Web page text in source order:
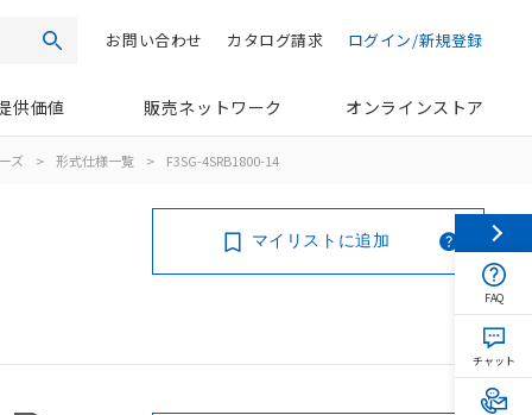
検索 ログイン/新規登録
カタログ請求
お問い合わせ
供価値 販売ネットワーク オンラインストア
ズ > 形式仕様一覧 > F3SG-4SRB1800-14
マイリストに追加
FAQ
チャット